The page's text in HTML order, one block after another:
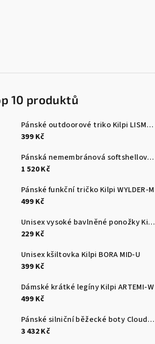
10 produktů
Pánské outdoorové triko Kilpi LISMAIN-M
399 Kč
Pánská nemembránová softshellová běžecká bunda Kilpi BALEO-M
1 520 Kč
Pánské funkční tričko Kilpi WYLDER-M
499 Kč
Unisex vysoké bavlněné ponožky Kilpi 3P PALWAY-U
229 Kč
Unisex kšiltovka Kilpi BORA MID-U
399 Kč
Dámské krátké legíny Kilpi ARTEMI-W
499 Kč
Pánské silniční běžecké boty Cloudsurfer Max
3 432 Kč